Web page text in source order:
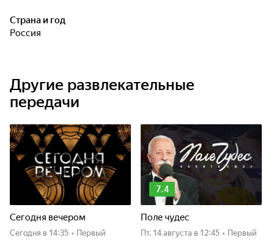
Страна и год
Россия
Другие развлекательные
передачи
Сегодня вечером
Сегодня в 14:35 • Первый
7.4
Поле чудес
пт, 14 августа в 12:45 • Первый